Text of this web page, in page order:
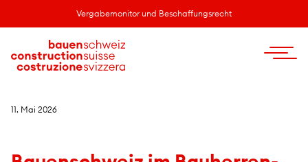
Vergabemonitor und Beschaffungsrecht
11. Mai 2026